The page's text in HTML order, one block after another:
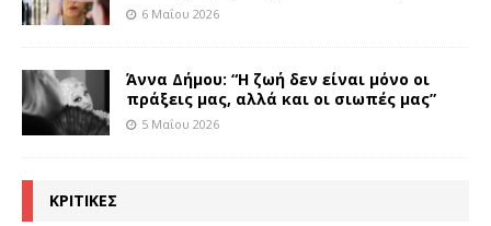
6 Μαΐου 2026
Άννα Δήμου: “Η ζωή δεν είναι μόνο οι
πράξεις μας, αλλά και οι σιωπές μας”
5 Μαΐου 2026
ΚΡΙΤΙΚΕΣ